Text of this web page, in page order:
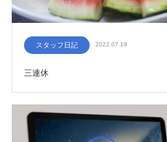
スタッフ日記 2022.07.19
三連休